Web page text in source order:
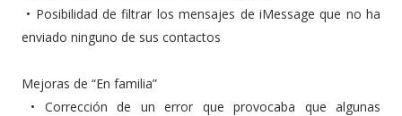
• Posibilidad de filtrar los mensajes de iMessage que no ha
enviado ninguno de sus contactos
Mejoras de “En familia”
•
Corrección de un error que provocaba que algunas